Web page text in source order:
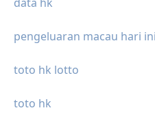
pengeluaran macau hari ini
toto hk lotto
toto hk